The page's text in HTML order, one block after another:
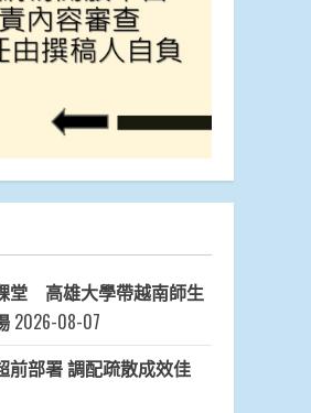
堂 高雄大學帶越南師生
2026-08-07
前部署 調配疏散成效佳